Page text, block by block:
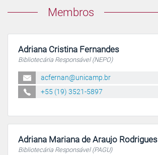
Membros
Adriana Cristina Fernandes
Bibliotecária Responsável (NEPO)
acfernan@unicamp.br
+55 (19) 3521-5897
Adriana Mariana de Araujo Rodrigues
Bibliotecária Responsável (PAGU)